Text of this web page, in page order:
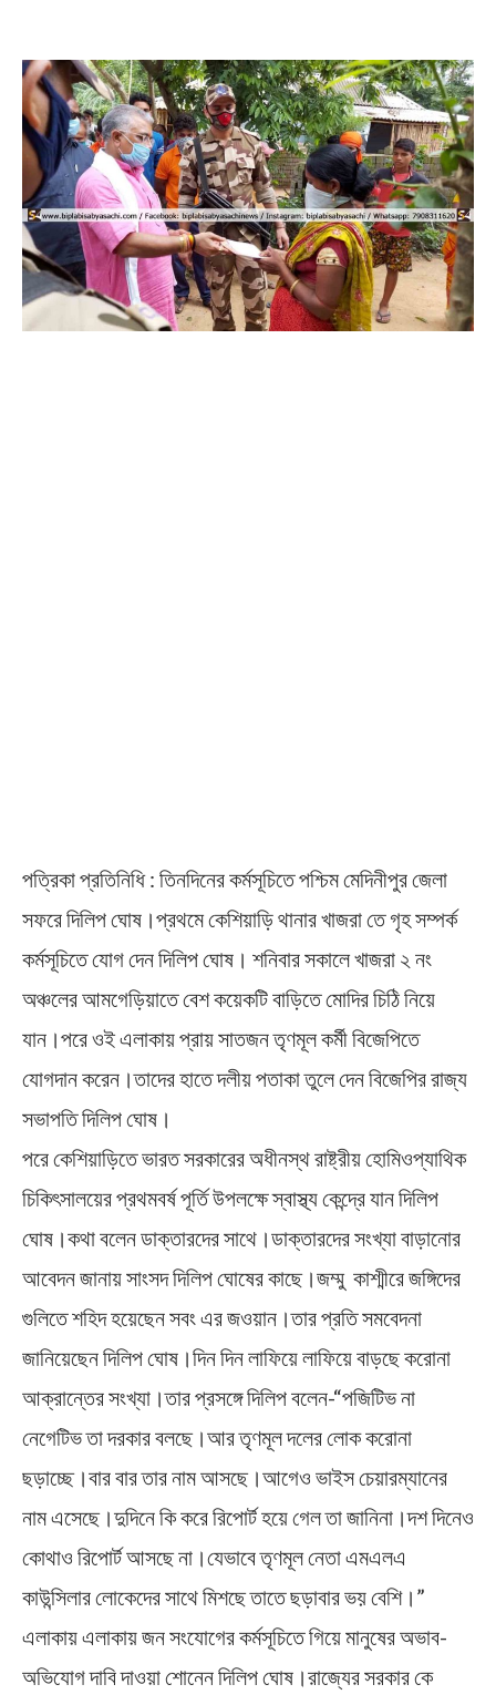
পত্রিকা প্রতিনিধি : তিনদিনের কর্মসূচিতে পশ্চিম মেদিনীপুর জেলা
সফরে দিলিপ ঘোষ।প্রথমে কেশিয়াড়ি থানার খাজরা তে গৃহ সম্পর্ক
কর্মসূচিতে যোগ দেন দিলিপ ঘোষ। শনিবার সকালে খাজরা ২ নং
অঞ্চলের আমগেড়িয়াতে বেশ কয়েকটি বাড়িতে মোদির চিঠি নিয়ে
যান।পরে ওই এলাকায় প্রায় সাতজন তৃণমূল কর্মী বিজেপিতে
যোগদান করেন।তাদের হাতে দলীয় পতাকা তুলে দেন বিজেপির রাজ্য
সভাপতি দিলিপ ঘোষ।
পরে কেশিয়াড়িতে ভারত সরকারের অধীনস্থ রাষ্ট্রীয় হোমিওপ্যাথিক
চিকিৎসালয়ের প্রথমবর্ষ পূর্তি উপলক্ষে স্বাস্থ্য কেন্দ্রে যান দিলিপ
ঘোষ।কথা বলেন ডাক্তারদের সাথে।ডাক্তারদের সংখ্যা বাড়ানোর
আবেদন জানায় সাংসদ দিলিপ ঘোষের কাছে।জম্মু কাশ্মীরে জঙ্গিদের
গুলিতে শহিদ হয়েছেন সবং এর জওয়ান।তার প্রতি সমবেদনা
জানিয়েছেন দিলিপ ঘোষ।দিন দিন লাফিয়ে লাফিয়ে বাড়ছে করোনা
আক্রান্তের সংখ্যা।তার প্রসঙ্গে দিলিপ বলেন-“পজিটিভ না
নেগেটিভ তা দরকার বলছে।আর তৃণমূল দলের লোক করোনা
ছড়াচ্ছে।বার বার তার নাম আসছে।আগেও ভাইস চেয়ারম্যানের
নাম এসেছে।দুদিনে কি করে রিপোর্ট হয়ে গেল তা জানিনা।দশ দিনেও
কোথাও রিপোর্ট আসছে না।যেভাবে তৃণমূল নেতা এমএলএ
কাউন্সিলার লোকেদের সাথে মিশছে তাতে ছড়াবার ভয় বেশি।”
এলাকায় এলাকায় জন সংযোগের কর্মসূচিতে গিয়ে মানুষের অভাব-
অভিযোগ দাবি দাওয়া শোনেন দিলিপ ঘোষ।রাজ্যের সরকার কে